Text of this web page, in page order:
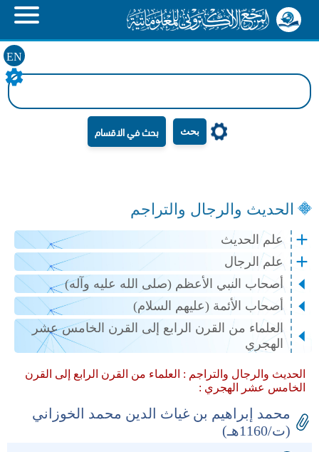
EN
بحث
الحديث والرجال والتراجم
علم الحديث
علم الرجال
أصحاب النبي الأعظم (صلى الله عليه وآله)
أصحاب الأئمة (عليهم السلام)
العلماء من القرن الرابع إلى القرن الخامس عشر
الهجري
الحديث والرجال والتراجم : العلماء من القرن الرابع إلى القرن
الخامس عشر الهجري :
محمد إبراهيم بن غياث الدين محمد الخوزاني
(ت/1160هـ)